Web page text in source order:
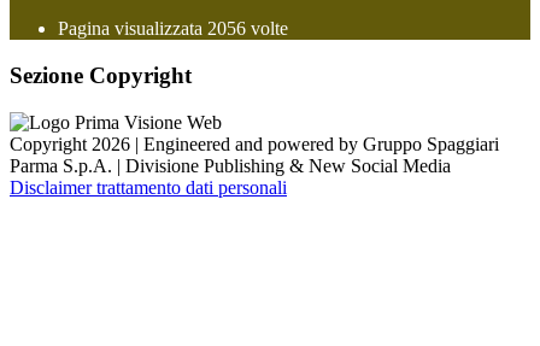
Pagina visualizzata 2056 volte
Sezione Copyright
Copyright 2026 | Engineered and powered by Gruppo Spaggiari
Parma S.p.A. | Divisione Publishing & New Social Media
Disclaimer trattamento dati personali